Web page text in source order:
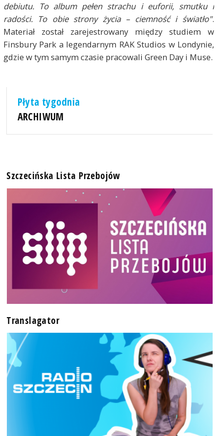
debiutu. To album pełen strachu i euforii, smutku i
radości. To obie strony życia – ciemność i światło".
Materiał został zarejestrowany między studiem w
Finsbury Park a legendarnym RAK Studios w Londynie,
gdzie w tym samym czasie pracowali Green Day i Muse.
Płyta tygodnia
ARCHIWUM
Szczecińska Lista Przebojów
Translagator